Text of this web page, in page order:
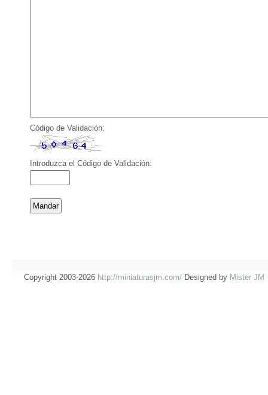
Código de Validación:
Introduzca el Código de Validación:
Copyright 2003-2026 http://miniaturasjm.com/ Designed by Mister JM